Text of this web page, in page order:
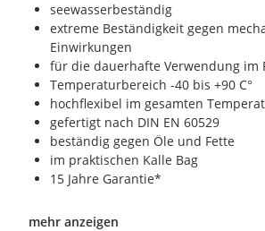
seewasserbeständig
extreme Beständigkeit gegen
Einwirkungen
für die dauerhafte Verwendung im
Temperaturbereich -40 bis +90 C°
hochflexibel im gesamten
gefertigt nach DIN EN 60529
beständig gegen Öle und Fette
im praktischen Kalle Bag
15 Jahre Garantie*
mehr anzeigen